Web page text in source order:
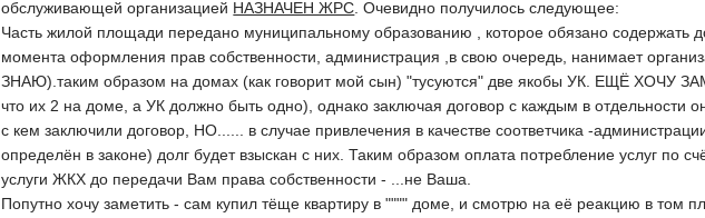
обслуживающей организацией НАЗНАЧЕН ЖРС. Очевидно получилось следующее:
Часть жилой площади передано муниципальному образованию , которое обязано содержать
момента оформления прав собственности, администрация ,в свою очередь, нанимает
ЗНАЮ).таким образом на домах (как говорит мой сын) "тусуются" две якобы УК. ЕЩЁ ХОЧУ
что их 2 на доме, а УК должно быть одно), однако заключая договор с каждым в отдельности
с кем заключили договор, НО...... в случае привлечения в качестве соответчика -
определён в законе) долг будет взыскан с них. Таким образом оплата потребление услуг по
услуги ЖКХ до передачи Вам права собственности - ...не Ваша.
Попутно хочу заметить - сам купил тёще квартиру в """" доме, и смотрю на её реакцию в том